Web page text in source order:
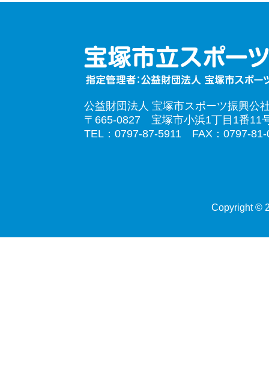
公益財団法人 宝塚市スポーツ振興公
〒665-0827 宝塚市小浜1丁目1番11
TEL：0797-87-5911 FAX：0797-81-
Copyright ©